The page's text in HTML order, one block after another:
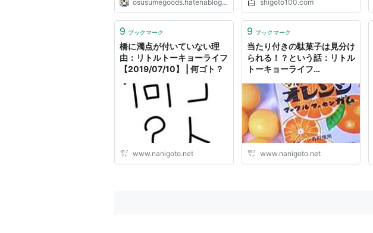
純度の高い「波照間島黒蜜」を使
のりと甘いプリンです。 島プリ
レーン...
osusumegoods.hatenablog.jp
HEARTS」が2025年秋にオープ
理”を提供するレストラン「the
ョップに迎えます。 ...
shigoto100.com
9 ブックマーク
橋に濁点が付いていない理
由：リトルトーキョーライフ
【2019/07/10】 | 何ゴト？
www.nanigoto.net
9 ブックマーク
当たり付きの駄菓子は見分け
られる！？という話：リトル
トーキョーライフ
www.nanigoto.net